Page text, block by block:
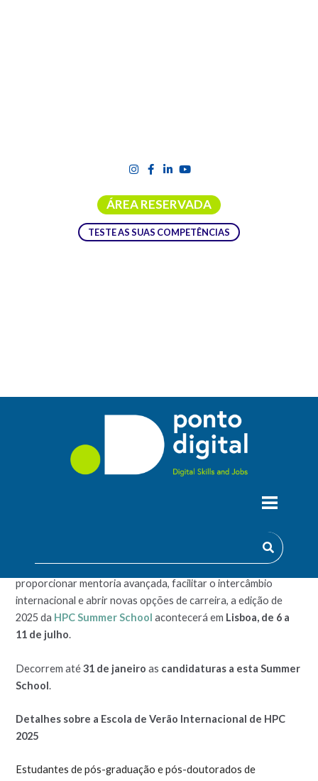
ÁREA RESERVADA
TESTE AS SUAS COMPETÊNCIAS
Os melhores estudantes de Ciências da Computação do
(Computação
Com o objetivo de estimular a formação em redes,
proporcionar mentoria avançada, facilitar o intercâmbio
internacional e abrir novas opções de carreira, a edição de
2025 da HPC Summer School acontecerá em Lisboa, de 6 a
11 de julho.
Decorrem até31 de janeiro as candidaturas a esta Summer
School.
Detalhes sobre a Escola de Verão Internacional de HPC
2025
Estudantes de pós-graduação e pós-doutorados de